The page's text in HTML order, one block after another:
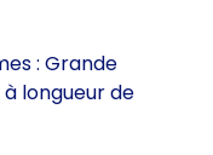
: Grande
longueur de